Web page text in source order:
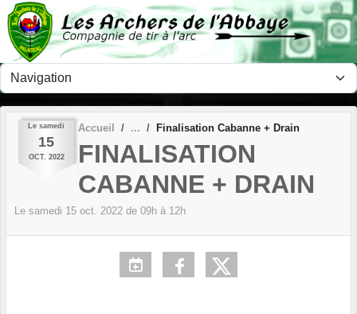
Le samedi
15
OCT. 2022
Accueil Finalisation Cabanne + Drain
FINALISATION
CABANNE + DRAIN
Le samedi 15 oct. 2022 de 09h à 12h
Panneau de gestion des cookies